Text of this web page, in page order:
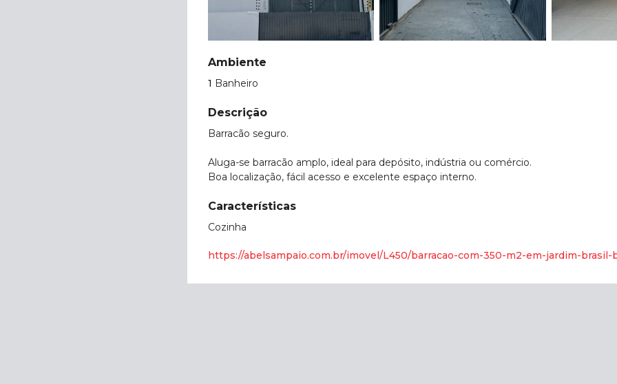
Ambiente
1 Banheiro
Descrição
Barracão seguro.
Aluga-se barracão amplo, ideal para depósito, indústria ou comércio.
Boa localização, fácil acesso e excelente espaço interno.
Características
Cozinha
https://abelsampaio.com.br/imovel/L450/barracao-com-350-m2-em-jardim-brasil-